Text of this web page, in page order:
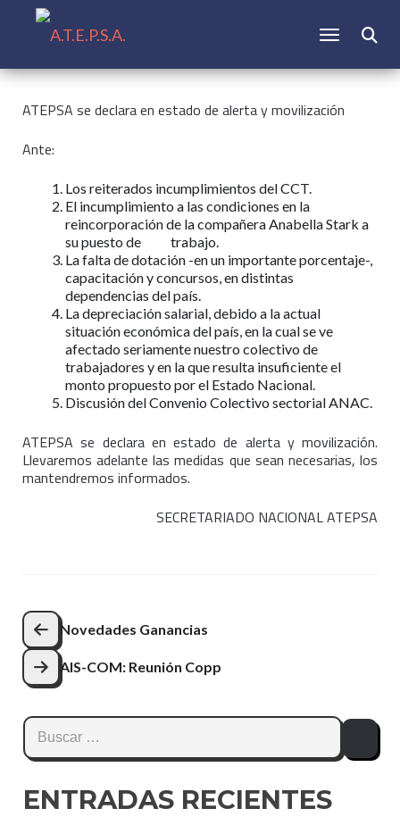
CAMBIAR
ATEPSA se declara en estado de alerta y movilización
Ante:
Los reiterados incumplimientos del CCT.
El incumplimiento a las condiciones en la
reincorporación de la compañera Anabella Stark a
su puesto de trabajo.
La falta de dotación -en un importante porcentaje-,
capacitación y concursos, en distintas
dependencias del país.
La depreciación salarial, debido a la actual
situación económica del país, en la cual se ve
afectado seriamente nuestro colectivo de
trabajadores y en la que resulta insuficiente el
monto propuesto por el Estado Nacional.
Discusión del Convenio Colectivo sectorial ANAC.
ATEPSA se declara en estado de alerta y movilización.
Llevaremos adelante las medidas que sean necesarias, los
mantendremos informados.
SECRETARIADO NACIONAL ATEPSA
Navegación
de
entradas
Novedades Ganancias
AIS-COM: Reunión Copp
Buscar:
ENTRADAS RECIENTES